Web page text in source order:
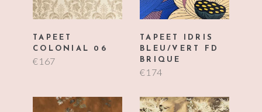
TAPEET
COLONIAL 06
€167
TAPEET IDRIS
BLEU/VERT FD
BRIQUE
€174